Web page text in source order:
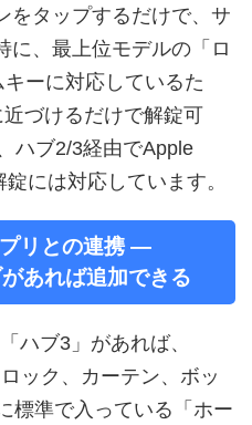
をタップするだけで、サ
に、最上位モデルの「ロ
ーに対応しているた
づけるだけで解錠可
ハブ2/3経由でApple
には対応しています。
リとの連携 —
あれば追加できる
ハブ3」があれば、
ック、カーテン、ボッ
標準で入っている「ホー